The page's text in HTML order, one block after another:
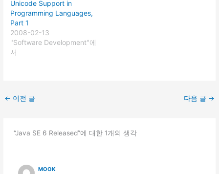
Unicode Support in
Programming Languages,
Part 1
2008-02-13
"Software Development"에
서
← 이전 글 다음 글 →
“Java SE 6 Released”에 대한 1개의 생각
MOOK